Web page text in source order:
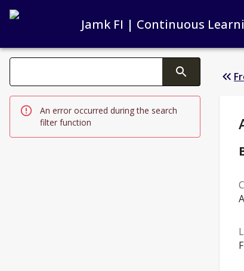
Jamk FI | Continuous
Search filters
Changing the text triggers search
An error occurred during the search
filter function